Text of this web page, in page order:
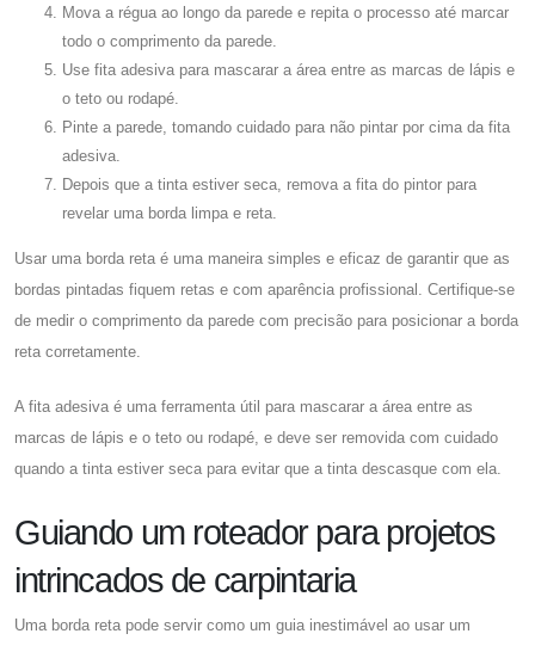
Mova a régua ao longo da parede e repita o processo até marcar
todo o comprimento da parede.
Use fita adesiva para mascarar a área entre as marcas de lápis e
o teto ou rodapé.
Pinte a parede, tomando cuidado para não pintar por cima da fita
adesiva.
Depois que a tinta estiver seca, remova a fita do pintor para
revelar uma borda limpa e reta.
Usar uma borda reta é uma maneira simples e eficaz de garantir que as
bordas pintadas fiquem retas e com aparência profissional. Certifique-se
de medir o comprimento da parede com precisão para posicionar a borda
reta corretamente.
A fita adesiva é uma ferramenta útil para mascarar a área entre as
marcas de lápis e o teto ou rodapé, e deve ser removida com cuidado
quando a tinta estiver seca para evitar que a tinta descasque com ela.
Guiando um roteador para projetos
intrincados de carpintaria
Uma borda reta pode servir como um guia inestimável ao usar um